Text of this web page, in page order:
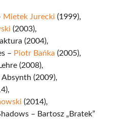
Mietek Jurecki (1999),
(2003),
(2004),
– Piotr Bańka (2005),
(2008),
Absynth (2009),
(2014),
– Bartosz „Bratek”